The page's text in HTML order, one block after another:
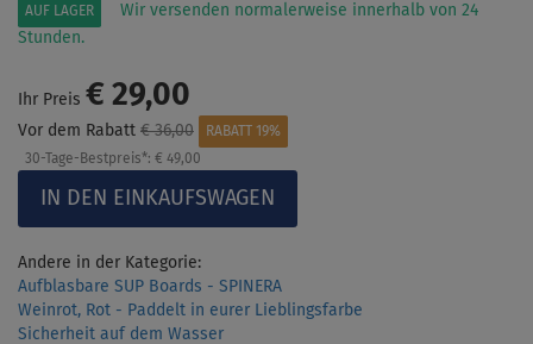
AUF LAGER
Wir versenden normalerweise innerhalb von 24
Stunden.
Ihr Preis € 29,00
Vor dem Rabatt € 36,00
RABATT 19%
30-Tage-Bestpreis*: € 49,00
Andere in der Kategorie:
Aufblasbare SUP Boards - SPINERA
Weinrot, Rot - Paddelt in eurer Lieblingsfarbe
Sicherheit auf dem Wasser